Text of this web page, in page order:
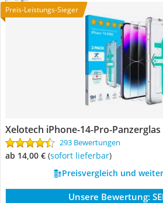
Preis-Leistungs-Sieger
Xelotech iPhone-14-Pro-Panzerglas
293 Bewertungen
ab 14,00 € ( Sofort lieferbar)
Preisvergleich und
Unsere Bewertung: